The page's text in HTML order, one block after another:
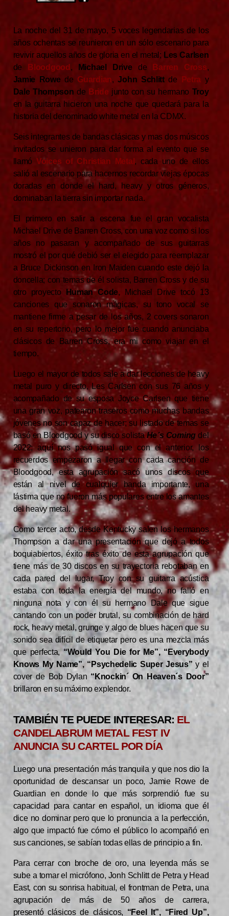
La noche del 31 de mayo, 5 voces legendarias de los
años ochentas se reunieron en un sólo escenario para
revivir aquellos años de gloria en el metal; Les Carlsen
de
Bloodgood , Michael Drivede Barren Cross,
Jamie Rowe de Guardian,John Schlittde Petra y
Dale Thompson de Bride junto con su hermano Troy
en la guitarra hicieron una noche que quedará para la
historia del denominado white metal en la CDMX.
Seis integrantes de bandas clásicas y mas dos músicos
invitados se unieron para dar forma al evento que se
llamó Voices of Christian Metal , cada uno de ellos
salió al escenario para hacernos recordar viejas épocas
doradas en donde el hard, heavy y otros géneros,
dominaban la tierra sin importar nada.
El primero en salir a escena fue el gran vocalista
Michael Drive de Barren Cross, con una voz como si los
años no pasaran y acompañado de sus guitarras
mostró el por qué debió ser el elegido para reemplazar
a Bruce Dickinson en Iron Maiden cuando este dejó la
doncella; con temas de él solista, Barren Cross y de su
otro proyecto
Human Code, Michael Drive tocó 13
canciones que sonaron mágicas, su tono vocal se
mantiene firme a pesar de los años, 2 covers sonaron
en su repertorio, pero lo mejor fue cuando anunciaba
clásicos de Barren Cross, era mi como viajar en el
tiempo.
Luego el mayor de todos sale a dar lecciones de heavy
metal puro y directo, Les Carlsen con sus 76 años y
acompañado de su esposa Joyce Carlsen que tiene
una gran voz, patearon traseros como muchas bandas
jóvenes no son capaz de hacer; su listado de temas se
basó en Bloodgood y su disco solista He´s Coming del
2022; aquí nos pasó igual que con el anterior, los
recuerdos empezaron a llegar con cada canción de
Bloodgood, esta agrupación sacó unos discos que
están al nivel de cualquier banda importante, una
lástima que no fueron más populares entre los amantes
del heavy metal.
Como tercer acto, desde Kentucky salen los hermanos
Thompson a dar una presentación que dejó a todos
boquiabiertos, éxito tras éxito de esta agrupación que
tiene más de 30 discos en su trayectoria rebotaban en
cada pared del lugar, Troy con su guitarra acústica
estaba con toda la energía del mundo, no falló en
ninguna nota y con él su hermano Dale que sigue
cantando con un poder brutal, su combinación de hard
rock, heavy metal, grunge y algo de blues hacen que su
sonido sea difícil de etiquetar pero es una mezcla más
que perfecta,“Would You Die for Me”, “Everybody
Knows My Name”, “Psychedelic Super Jesus” y el
cover de Bob Dylan “Knockin´ On Heaven´s Door”
brillaron en su máximo explendor.
TAMBIÉN TE PUEDE INTERESAR: EL
CANDELABRUM METAL FEST IV
ANUNCIA SU CARTEL POR DÍA
Luego una presentación más tranquila y que nos dio la
oportunidad de descansar un poco, Jamie Rowe de
Guardian en donde lo que más sorprendió fue su
capacidad para cantar en español, un idioma que él
dice no dominar pero que lo pronuncia a la perfección,
algo que impactó fue cómo el público lo acompañó en
sus canciones, se sabían todas ellas de principio a fin.
Para cerrar con broche de oro, una leyenda más se
sube a tomar el micrófono, Jonh Schlitt de Petra y Head
East, con su sonrisa habitual, el frontman de Petra, una
agrupación de más de 50 años de carrera,
presentó clásicos de clásicos, “Feel It”, “Fired Up”,